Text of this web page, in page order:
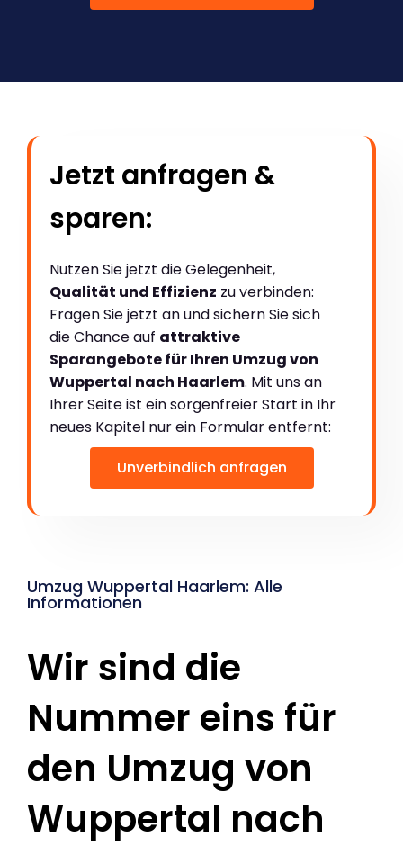
Jetzt anfragen &
sparen:
Nutzen Sie jetzt die Gelegenheit,
Qualität und Effizienz zu verbinden:
Fragen Sie jetzt an und sichern Sie sich
die Chance auf attraktive
Sparangebote für Ihren Umzug von
Wuppertal nach Haarlem. Mit uns an
Ihrer Seite ist ein sorgenfreier Start in Ihr
neues Kapitel nur ein Formular entfernt:
Unverbindlich anfragen
Umzug Wuppertal Haarlem: Alle
Informationen
Wir sind die
Nummer eins für
den Umzug von
Wuppertal nach